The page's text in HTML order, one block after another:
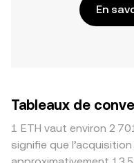
En
Tableaux de
1 ETH vaut environ 2
signifie que